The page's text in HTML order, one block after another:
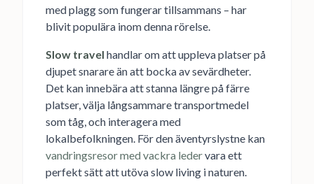
med plagg som fungerar tillsammans – har
blivit populära inom denna rörelse.
Slow travel handlar om att uppleva platser på
djupet snarare än att bocka av sevärdheter.
Det kan innebära att stanna längre på färre
platser, välja långsammare transportmedel
som tåg, och interagera med
lokalbefolkningen. För den äventyrslystne kan
vandringsresor med vackra ledervara ett
perfekt sätt att utöva slow living i naturen.